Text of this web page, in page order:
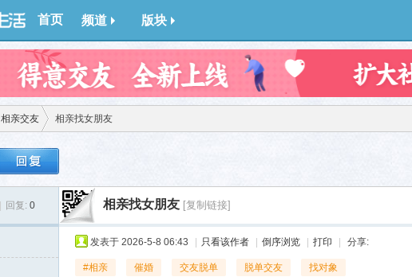
首页 频道 版块
相亲交友
›
相亲找女朋友
回复: 0 相亲找女朋友 [复制链接]
发表于 2026-5-8 06:43 只看该作者 倒序浏览 打印 分享:
#相亲 催婚 交友脱单 脱单交友 找对象